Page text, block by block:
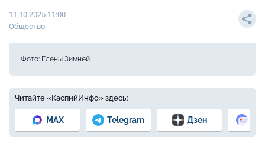
11.10.2025 11:00
Общество
Фото: Елены Зимней
Читайте «КаспийИнфо» здесь:
MAX Telegram Дзен